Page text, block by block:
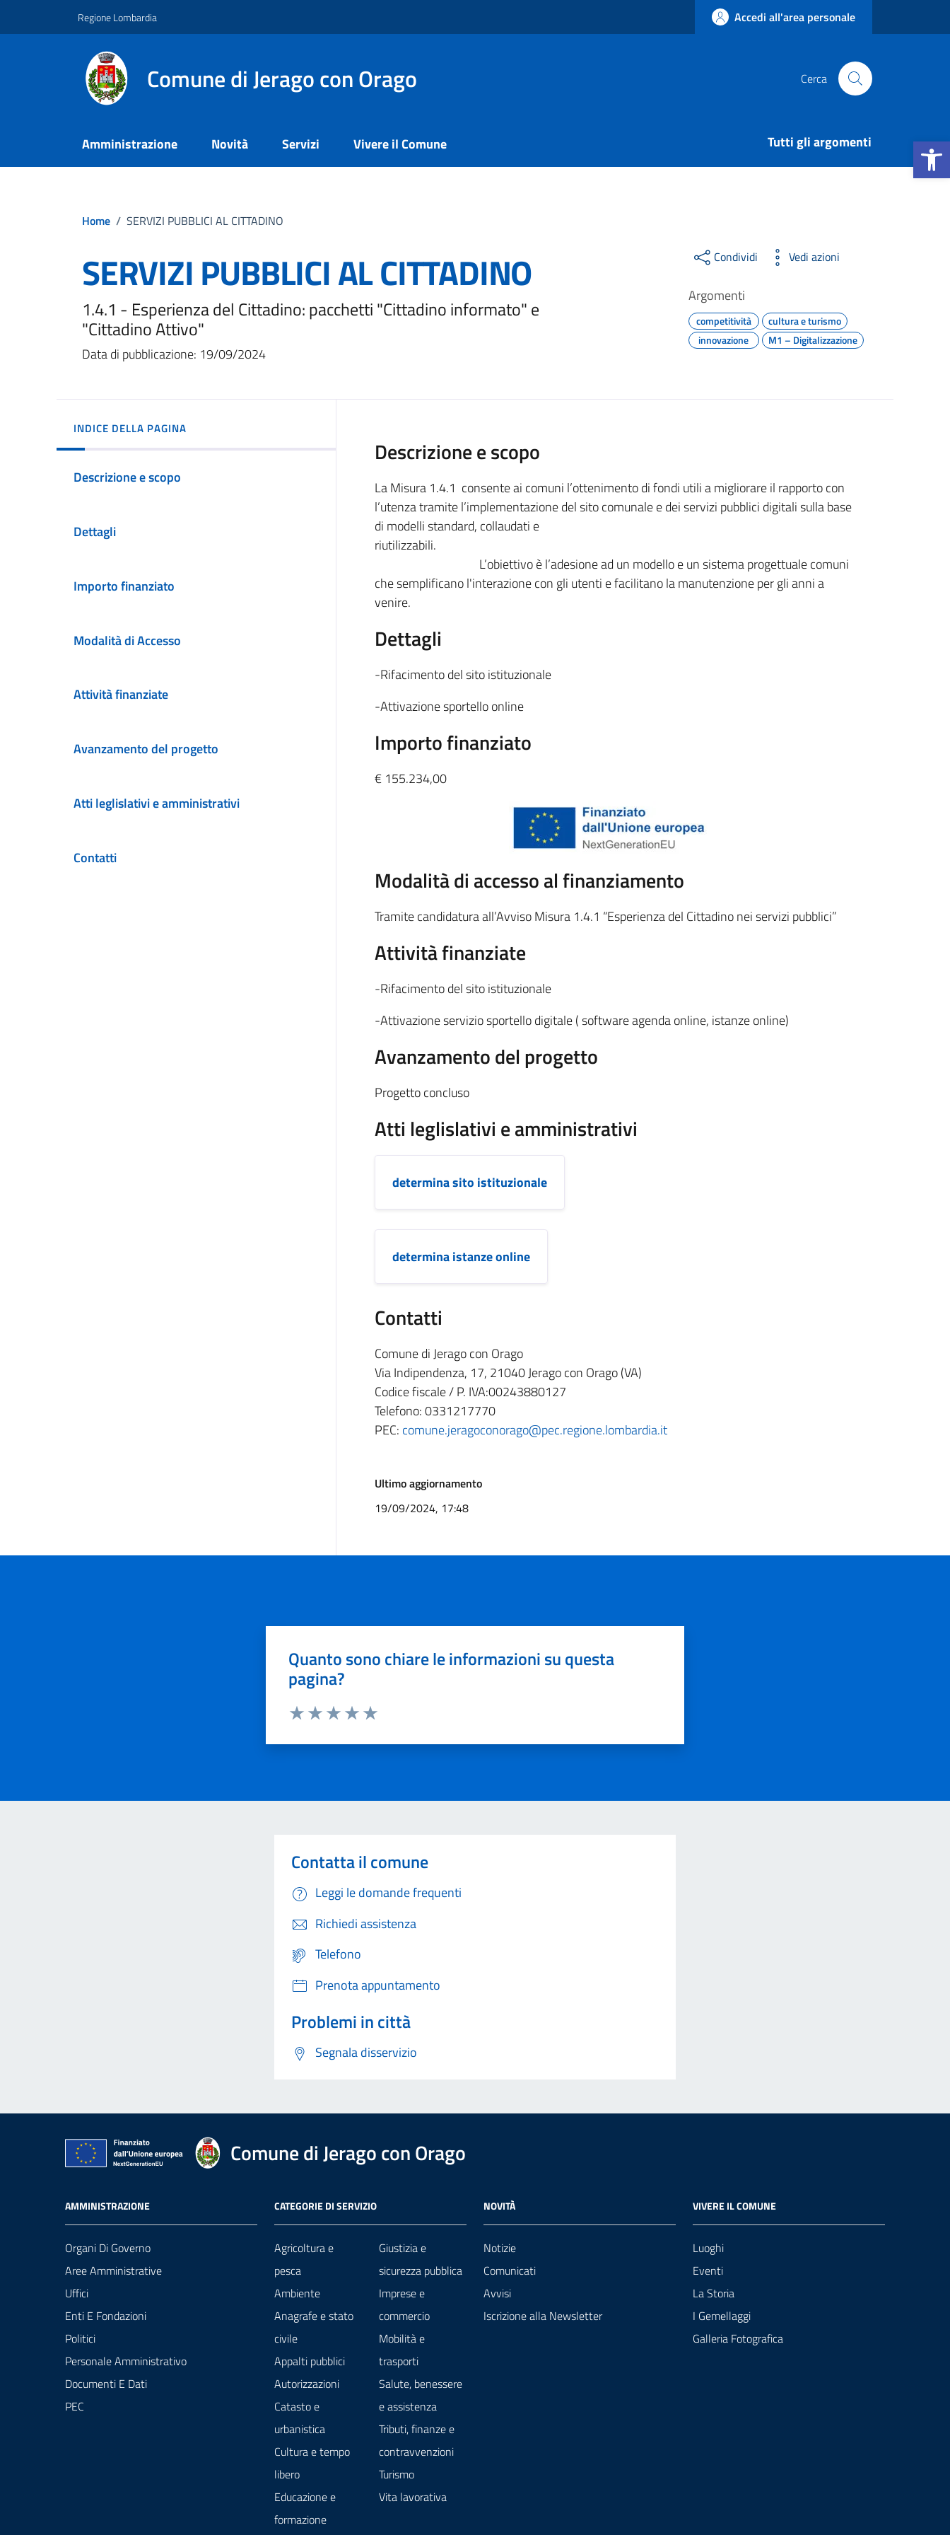
Apri la
Regione Lombardia Accedi all'area personale
Comune di Jerago con Orago Cerca
Amministrazione Novità Servizi Vivere il Comune Tutti gli argomenti
Home / SERVIZI PUBBLICI AL CITTADINO
SERVIZI PUBBLICI AL CITTADINO
1.4.1 - Esperienza del Cittadino: pacchetti "Cittadino informato" e
"Cittadino Attivo"
Data di pubblicazione: 19/09/2024
Condividi Vedi azioni
Argomenti
competitività
cultura e turismo
innovazione
M1 – Digitalizzazione
INDICE DELLA PAGINA
Descrizione e scopo
Dettagli
Importo finanziato
Modalità di Accesso
Attività finanziate
Avanzamento del progetto
Atti leglislativi e amministrativi
Contatti
Descrizione e scopo
La Misura 1.4.1 consente ai comuni l’ottenimento di fondi utili a migliorare il rapporto con
l’utenza tramite l’implementazione del sito comunale e dei servizi pubblici digitali sulla base
di modelli standard, collaudati e
L’obiettivo è l’adesione ad un modello e un sistema progettuale comuni
che semplificano l'interazione con gli utenti e facilitano la manutenzione per gli anni a
venire.
Dettagli
-Rifacimento del sito istituzionale
-Attivazione sportello online
Importo finanziato
€ 155.234,00
Modalità di accesso al finanziamento
Tramite candidatura all’Avviso Misura 1.4.1 “Esperienza del Cittadino nei servizi pubblici”
Attività finanziate
-Rifacimento del sito istituzionale
-Attivazione servizio sportello digitale ( software agenda online, istanze online)
Avanzamento del progetto
Progetto concluso
Atti leglislativi e amministrativi
determina sito istituzionale
determina istanze online
Contatti
Comune di Jerago con Orago
Via Indipendenza, 17, 21040 Jerago con Orago (VA)
Codice fiscale / P. IVA:00243880127
Telefono: 0331217770
PEC: comune.jeragoconorago@pec.regione.lombardia.it
Ultimo aggiornamento
19/09/2024, 17:48
Quanto sono chiare le informazioni su questa
pagina?
Contatta il comune
Leggi le domande frequenti
Richiedi assistenza
Telefono
Prenota appuntamento
Problemi in città
Segnala disservizio
Comune di Jerago con Orago
AMMINISTRAZIONE
Organi Di Governo
Aree Amministrative
Uffici
Enti E Fondazioni
Politici
Personale Amministrativo
Documenti E Dati
PEC
CATEGORIE DI SERVIZIO
Agricoltura e
pesca
Ambiente
Anagrafe e stato
civile
Appalti pubblici
Autorizzazioni
Catasto e
urbanistica
Cultura e tempo
libero
Educazione e
formazione
Giustizia e
sicurezza pubblica
Imprese e
commercio
Mobilità e
trasporti
Salute, benessere
e assistenza
Tributi, finanze e
contravvenzioni
Turismo
Vita lavorativa
NOVITÀ
Notizie
Comunicati
Avvisi
Iscrizione alla Newsletter
VIVERE IL COMUNE
Luoghi
Eventi
La Storia
I Gemellaggi
Galleria Fotografica